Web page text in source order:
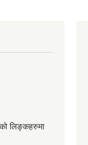
लिङ्कहरुमा